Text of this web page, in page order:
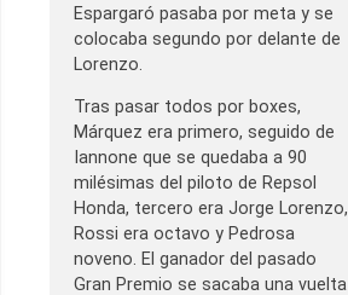
Espargaró pasaba por meta y se
colocaba segundo por delante de
Lorenzo.
Tras pasar todos por boxes,
Márquez era primero, seguido de
Iannone que se quedaba a 90
milésimas del piloto de Repsol
Honda, tercero era Jorge Lorenzo,
Rossi era octavo y Pedrosa
noveno. El ganador del pasado
Gran Premio se sacaba una vuelta